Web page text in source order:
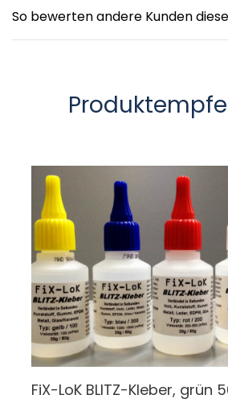
So bewerten andere Kunden
FiX-LoK BLITZ-Kleber, grün